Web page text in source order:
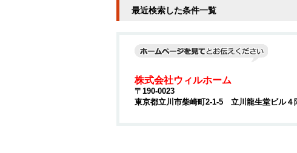
最近検索した条件一覧
株式会社ウィルホーム
〒190-0023
東京都立川市柴崎町2-1-5 立川龍生堂ビル４